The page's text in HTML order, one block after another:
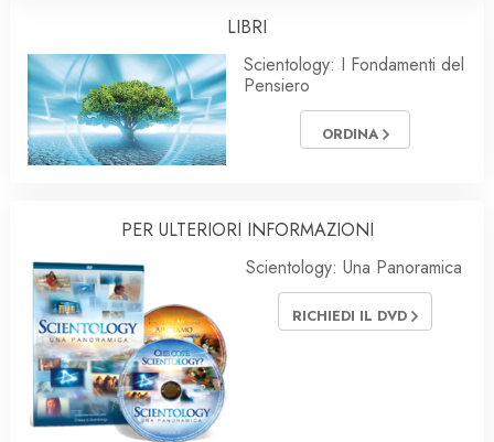
LIBRI
Scientology: I Fondamenti del
Pensiero
ORDINA
PER ULTERIORI INFORMAZIONI
Scientology: Una Panoramica
RICHIEDI IL DVD